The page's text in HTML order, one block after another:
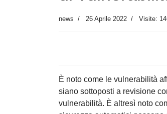
news 26 Aprile 2022 Visite:
È noto come le vulnerabilità
siano sottoposti a revisione
vulnerabilità. È altresì noto